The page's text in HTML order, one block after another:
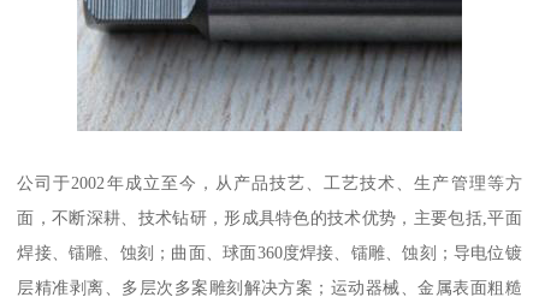
公司于2002年成立至今，从产品技艺、工艺技术、生产管理等方
面，不断深耕、技术钻研，形成具特色的技术优势，主要包括,平面
焊接、镭雕、蚀刻；曲面、球面360度焊接、镭雕、蚀刻；导电位镀
层精准剥离、多层次多案雕刻解决方案；运动器械、金属表面粗糙